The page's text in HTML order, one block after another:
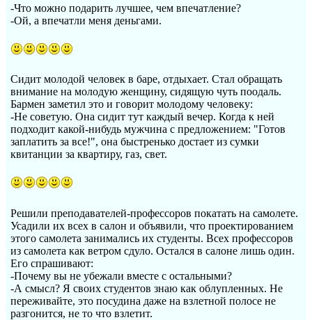
-Что можно подарить лучшее, чем впечатление?
-Ой, а впечатли меня деньгами.
Сидит молодой человек в баре, отдыхает. Стал обращать
внимание на молодую женщину, сидящую чуть поодаль.
Бармен заметил это и говорит молодому человеку:
-Не советую. Она сидит тут каждый вечер. Когда к ней
подходит какой-нибудь мужчина с предложением: "Готов
заплатить за все!", она быстренько достает из сумки
квитанции за квартиру, газ, свет.
Решили преподавателей-профессоров покатать на самолете.
Усадили их всех в салон и объявили, что проектированием
этого самолета занимались их студенты. Всех профессоров
из самолета как ветром сдуло. Остался в салоне лишь один.
Его спрашивают:
-Почему вы не убежали вместе с остальными?
-А смысл? Я своих студентов знаю как облупленных. Не
переживайте, это посудина даже на взлетной полосе не
разгонится, не то что взлетит.